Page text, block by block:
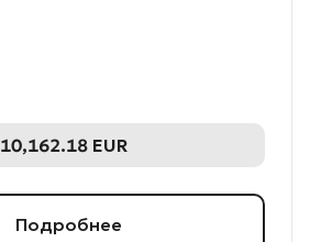
10,162.18 EUR
Подробнее